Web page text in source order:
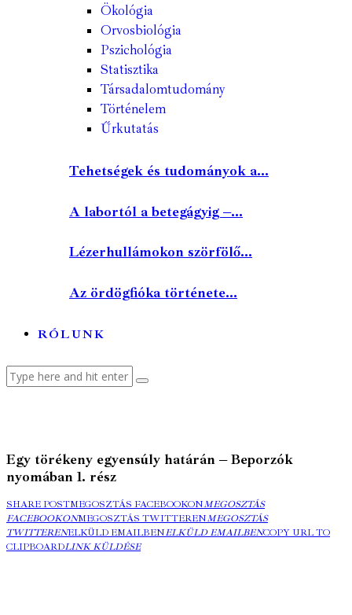
Ökológia
Orvosbiológia
Pszichológia
Statisztika
Társadalomtudomány
Történelem
Űrkutatás
Tehetségek és tudományok a...
A labortól a betegágyig –...
Lézerhullámokon szörfölő...
Az ördögfióka története...
RÓLUNK
Egy törékeny egyensúly határán – Beporzók
nyomában 1. rész
SHARE POSTMEGOSZTÁS FACEBOOKONMEGOSZTÁS
FACEBOOKONMEGOSZTÁS TWITTERENMEGOSZTÁS
TWITTERENELKÜLD EMAILBENELKÜLD EMAILBENCOPY URL TO
CLIPBOARDLINK KÜLDÉSE